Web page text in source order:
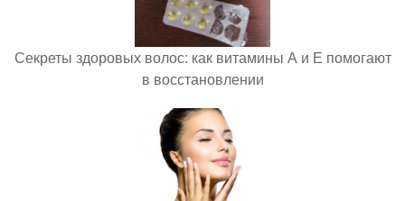
Секреты здоровых волос: как витамины А и Е помогают
в восстановлении